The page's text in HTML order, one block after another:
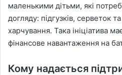
маленькими дітьми, які
догляду: підгузків, серветок
харчування. Така ініціатива
фінансове навантаження на
Кому надається